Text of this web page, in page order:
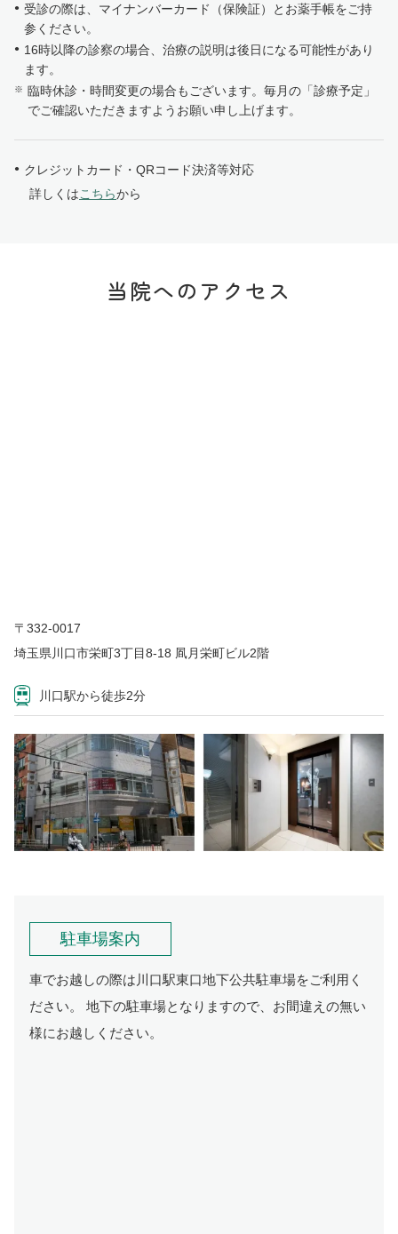
受診の際は、マイナンバーカード（保険証）とお薬手帳をご持
参ください。
16時以降の診察の場合、治療の説明は後日になる可能性があり
ます。
臨時休診・時間変更の場合もございます。毎月の「診療予定」
でご確認いただきますようお願い申し上げます。
クレジットカード・QRコード決済等対応
詳しくはこちらから
当院へのアクセス
〒332-0017
埼玉県川口市栄町3丁目8-18 凮月栄町ビル2階
川口駅から徒歩2分
駐車場案内
車でお越しの際は川口駅東口地下公共駐車場をご利用く
ださい。 地下の駐車場となりますので、お間違えの無い
様にお越しください。